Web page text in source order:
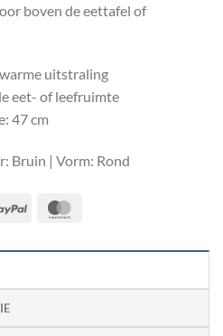
boven de eettafel of
uitstraling
eet- of leefruimte
47 cm
Bruin | Vorm: Rond
PayPal